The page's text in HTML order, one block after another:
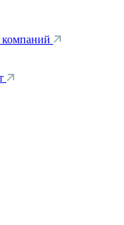
компаний